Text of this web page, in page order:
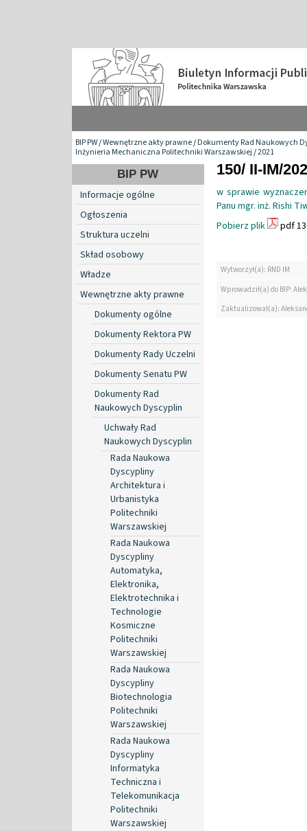
BIP PW/Wewnętrzne akty prawne/Dokumenty Rad Naukowych
Inżynieria Mechaniczna Politechniki Warszawskiej/2021
BIP PW
Informacje ogólne
Ogłoszenia
Struktura uczelni
Skład osobowy
Władze
Wewnętrzne akty prawne
Dokumenty ogólne
Dokumenty Rektora PW
Dokumenty Rady Uczelni
Dokumenty Senatu PW
Dokumenty Rad
Naukowych Dyscyplin
Uchwały Rad
Naukowych Dyscyplin
Rada Naukowa
Dyscypliny
Architektura i
Urbanistyka
Politechniki
Warszawskiej
Rada Naukowa
Dyscypliny
Automatyka,
Elektronika,
Elektrotechnika i
Technologie
Kosmiczne
Politechniki
Warszawskiej
Rada Naukowa
Dyscypliny
Biotechnologia
Politechniki
Warszawskiej
Rada Naukowa
Dyscypliny
Informatyka
Techniczna i
Telekomunikacja
Politechniki
Warszawskiej
150/ II-IM/
w sprawie
Panu mgr. inż. Rishi
Pobierz plik
pdf
Wytworzył(a): RND IM
Wprowadził(a) do BIP:
Zaktualizował(a):